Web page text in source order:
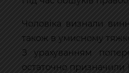
Чоловіка визнали
також в умисному
З урахуванням
остаточно призначили